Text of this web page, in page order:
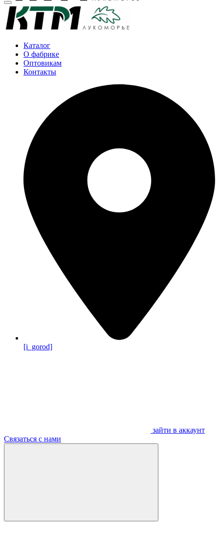
Каталог
О фабрике
Оптовикам
Контакты
[i_gorod]
зайти в аккаунт
Связаться с нами